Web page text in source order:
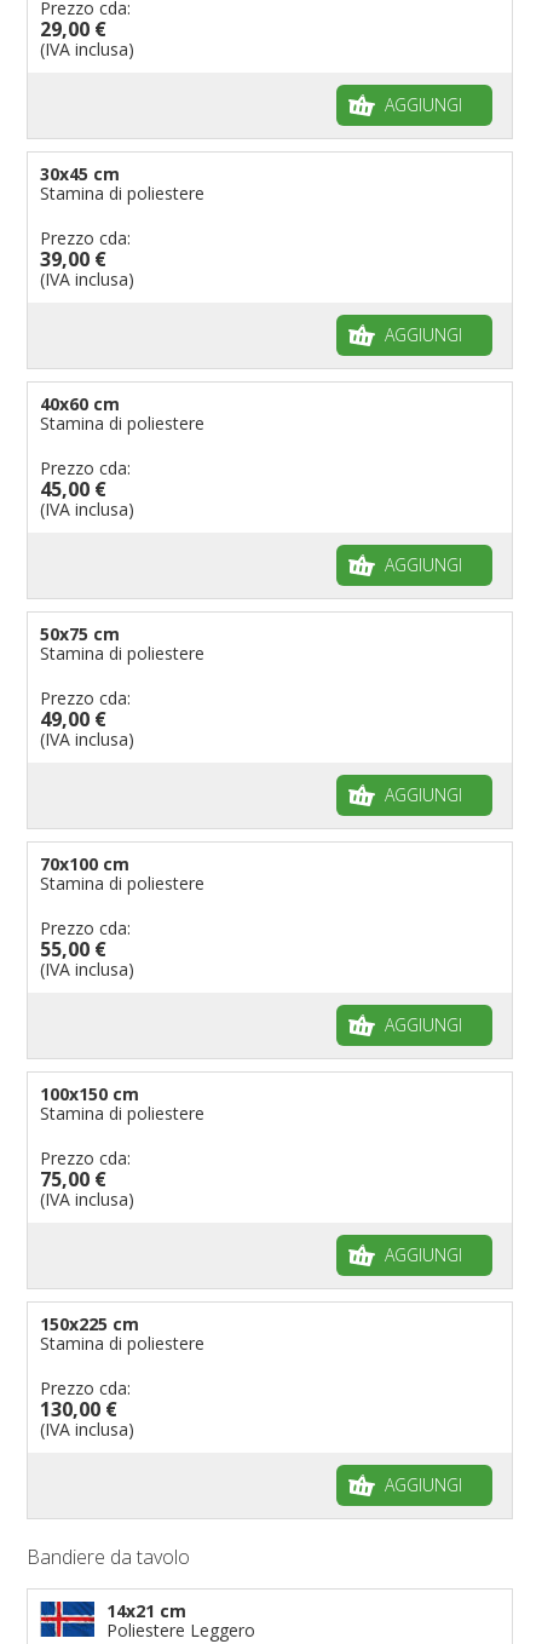
Prezzo cda:
29,00 €
(IVA inclusa)
AGGIUNGI
30x45 cm
Stamina di poliestere
Prezzo cda:
39,00 €
(IVA inclusa)
AGGIUNGI
40x60 cm
Stamina di poliestere
Prezzo cda:
45,00 €
(IVA inclusa)
AGGIUNGI
50x75 cm
Stamina di poliestere
Prezzo cda:
49,00 €
(IVA inclusa)
AGGIUNGI
70x100 cm
Stamina di poliestere
Prezzo cda:
55,00 €
(IVA inclusa)
AGGIUNGI
100x150 cm
Stamina di poliestere
Prezzo cda:
75,00 €
(IVA inclusa)
AGGIUNGI
150x225 cm
Stamina di poliestere
Prezzo cda:
130,00 €
(IVA inclusa)
AGGIUNGI
Bandiere da tavolo
14x21 cm
Poliestere Leggero